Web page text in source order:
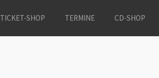
TICKET-SHOP TERMINE CD-SHOP